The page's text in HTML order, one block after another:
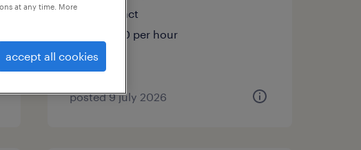
contract
€12.00 per hour
posted 9 july 2026
at any time. More
accept all cookies